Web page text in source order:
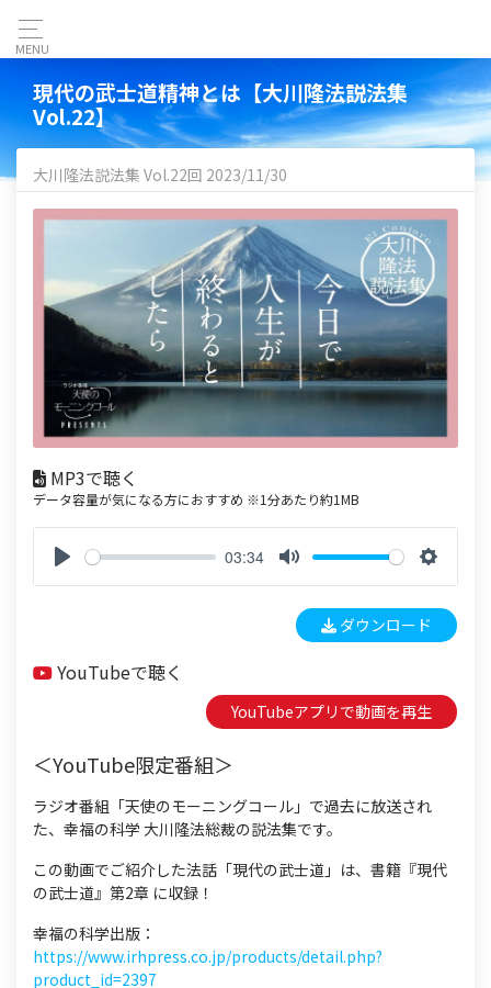
MENU
現代の武士道精神とは【大川隆法説法集
Vol.22】
大川隆法説法集 Vol.22回 2023/11/30
MP3で聴く
データ容量が気になる方におすすめ ※1分あたり約1MB
03:34
e
t
n
g
ダウンロード
YouTubeで聴く
YouTubeアプリで動画を再生
＜YouTube限定番組＞
ラジオ番組「天使のモーニングコール」で過去に放送され
た、幸福の科学 大川隆法総裁の説法集です。
この動画でご紹介した法話「現代の武士道」は、書籍『現代
の武士道』第2章 に収録！
幸福の科学出版：
https://www.irhpress.co.jp/products/detail.php?
product_id=2397